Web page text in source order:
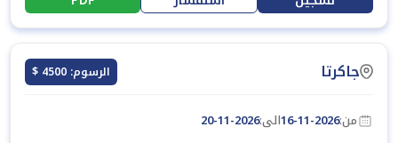
جاكرتا الرسوم: 4500 $
من:16-11-2026الى:20-11-2026